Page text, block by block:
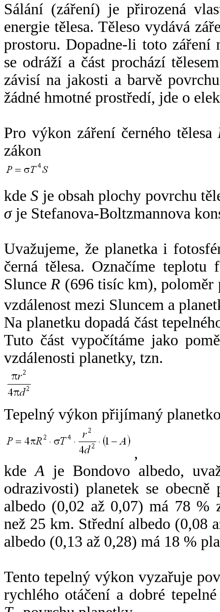
Sálání (záření) je přirozená
energie tělesa. Těleso vydává
prostoru. Dopadne-li toto záření
se odráží a část prochází
závisí na jakosti a barvě
žádné hmotné prostředí, jde o
Pro výkon záření černého tělesa
zákon
kdeS je obsah plochy povrchu
σje Stefanova-Boltzmannova
Uvažujeme, že planetka i
černá tělesa. Označíme
SlunceR (696 tisíc km),
vzdálenost mezi Sluncem a
Na planetku dopadá část
Tuto část vypočítáme jako
vzdálenosti planetky, tzn.
Tepelný výkon přijímaný
,
kdeA je Bondovo albedo,
odrazivosti) planetek se
albedo (0,02 až 0,07) má 78 %
než 25 km. Střední albedo (0,08
albedo (0,13 až 0,28) má 18 %
Tento tepelný výkon vyzařuje
rychlého otáčení a dobré